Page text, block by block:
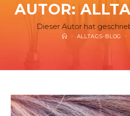
AUTOR:
Dieser Autor hat
> ALLTAGS-BLOG >